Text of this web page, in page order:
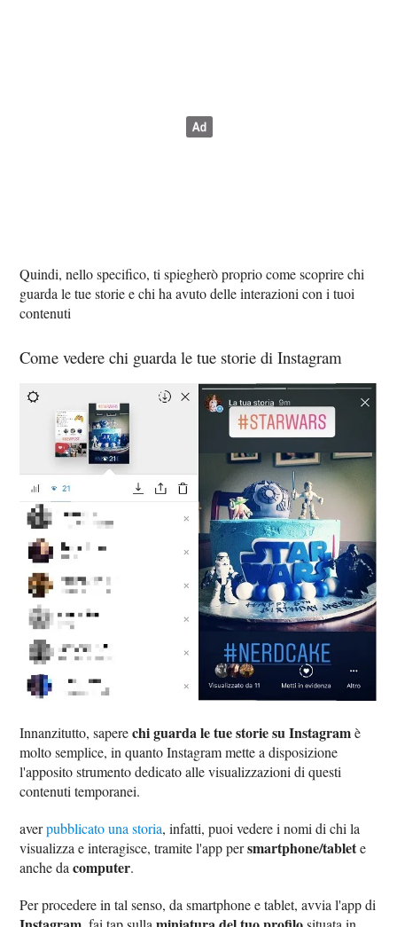
Quindi, nello specifico, ti spiegherò proprio come scoprire chi
guarda le tue storie e chi ha avuto delle interazioni con i tuoi
contenuti
Come vedere chi guarda le tue storie di Instagram
Innanzitutto, saperechi guarda le tue storie su Instagramè
molto semplice, in quanto Instagram mette a disposizione
l'apposito strumento dedicato alle visualizzazioni di questi
contenuti temporanei.
averpubblicato una storia, infatti, puoi vedere i nomi di chi la
visualizza e interagisce, tramite l'app persmartphone/tablete
anche dacomputer.
Per procedere in tal senso, da smartphone e tablet, avvia l'app di